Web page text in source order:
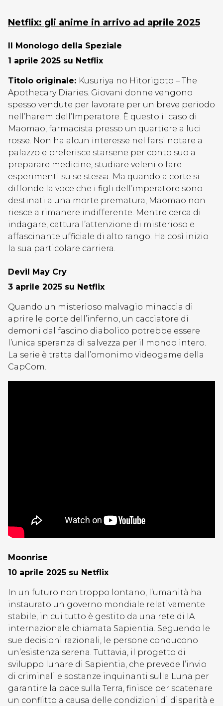
Netflix: gli anime in arrivo ad aprile 2025
Il Monologo della Speziale
1 aprile 2025 su Netflix
Titolo originale: Kusuriya no Hitorigoto – The
Apothecary Diaries. Giovani donne vengono
spesso vendute per lavorare per un breve periodo
nell’harem dell’Imperatore. È questo il caso di
Maomao, farmacista presso un quartiere a luci
rosse. Non ha alcun interesse nel farsi notare a
palazzo e preferisce starsene per conto suo a
preparare medicine, studiare veleni o fare
esperimenti su se stessa. Ma quando a corte si
diffonde la voce che i figli dell’imperatore sono
destinati a una morte prematura, Maomao non
riesce a rimanere indifferente. Mentre cerca di
indagare, cattura l’attenzione di misterioso e
affascinante ufficiale di alto rango. Ha così inizio
la sua particolare carriera.
Devil May Cry
3 aprile 2025 su Netflix
Quando un misterioso malvagio minaccia di
aprire le porte dell’inferno, un cacciatore di
demoni dal fascino diabolico potrebbe essere
l’unica speranza di salvezza per il mondo intero.
La serie è tratta dall’omonimo videogame della
CapCom.
Moonrise
10 aprile 2025 su Netflix
In un futuro non troppo lontano, l’umanità ha
instaurato un governo mondiale relativamente
stabile, in cui tutto è gestito da una rete di IA
internazionale chiamata Sapientia. Seguendo le
sue decisioni razionali, le persone conducono
un’esistenza serena. Tuttavia, il progetto di
sviluppo lunare di Sapientia, che prevede l’invio
di criminali e sostanze inquinanti sulla Luna per
garantire la pace sulla Terra, finisce per scatenare
un conflitto a causa delle condizioni di disparità e